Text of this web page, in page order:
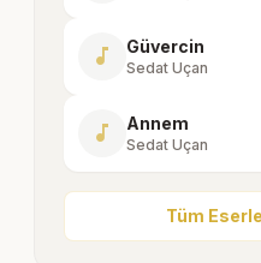
music_note Güvercin
Sedat Uçan
music_note Annem
Sedat Uçan
Tüm